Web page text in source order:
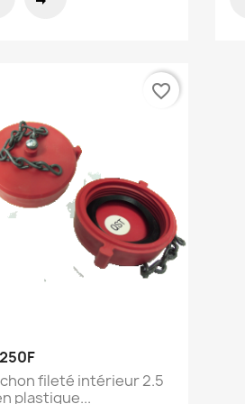
Aperçu rapide
fileté intérieur 2.5
plastique...
favorite_border